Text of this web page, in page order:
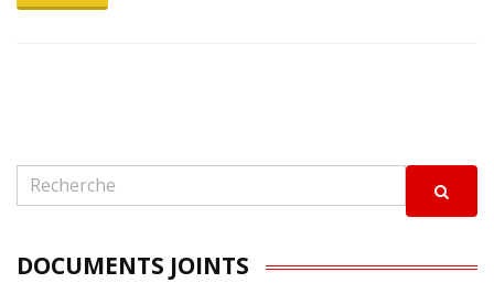
DOCUMENTS JOINTS